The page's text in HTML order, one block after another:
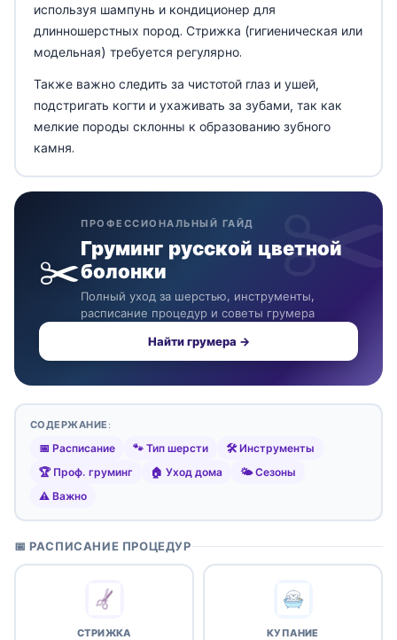
используя шампунь и кондиционер для
длинношерстных пород. Стрижка (гигиеническая или
модельная) требуется регулярно.
Также важно следить за чистотой глаз и ушей,
подстригать когти и ухаживать за зубами, так как
мелкие породы склонны к образованию зубного
камня.
✂️
ПРОФЕССИОНАЛЬНЫЙ ГАЙД
Груминг русской цветной
болонки
Полный уход за шерстью, инструменты,
расписание процедур и советы грумера
Найти грумера →
СОДЕРЖАНИЕ:
📅 Расписание 🐾 Тип шерсти
🛠️ Инструменты
🏆 Проф. груминг
🏠 Уход дома
🌤️ Сезоны
⚠️ Важно
📅 РАСПИСАНИЕ ПРОЦЕДУР
СТРИЖКА КУПАНИЕ